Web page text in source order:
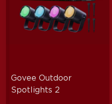
Govee Outdoor
Spotlights 2